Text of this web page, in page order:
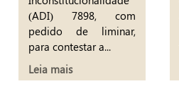
(ADI) 7898, com
pedido de liminar,
para contestar a...
Leia mais